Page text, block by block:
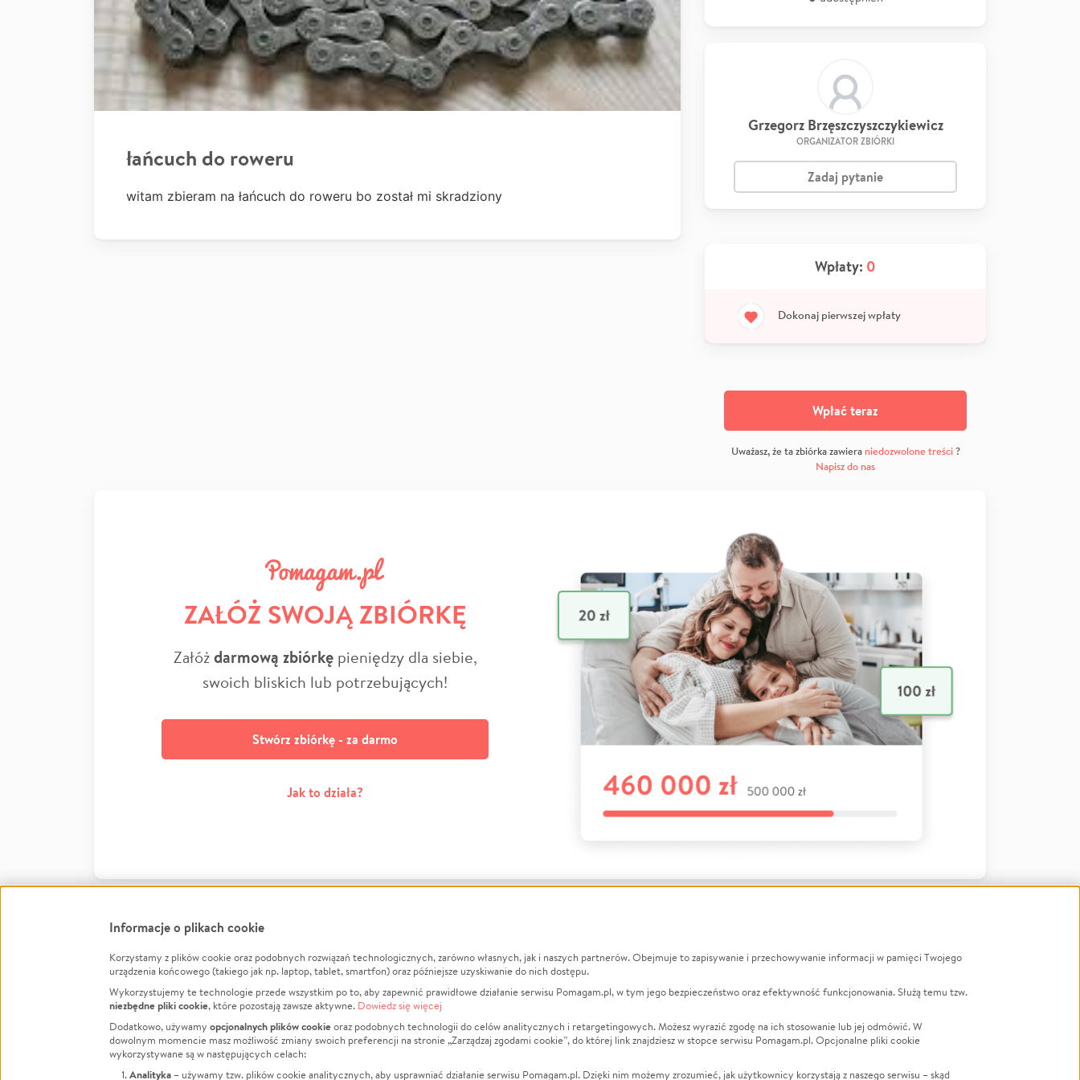
łańcuch do roweru
witam zbieram na łańcuch do roweru bo został mi skradziony
Grzegorz Brzęszczyszczykiewicz
ORGANIZATOR ZBIÓRKI
Zadaj pytanie
Wpłaty: 0
Dokonaj pierwszej wpłaty
Wpłać teraz
Uważasz, że ta zbiórka zawiera niedozwolone treści?
Napisz do nas
ZAŁÓŻ SWOJĄ ZBIÓRKĘ
Załóżdarmową zbiórkępieniędzy dla siebie,
swoich bliskich lub potrzebujących!
Stwórz zbiórkę - za darmo
Jak to działa?
FacebookTwitter Instagram
LinkedInTikTok Youtube
Informacje
Jak to działa?
Regulamin
Polityka Prywatności
O nas
Opinie
Raporty
Za darmo
Zbieraj na
Leczenie
Zwierzęta
Pożar
LGBTQ+
Powódź
Wichura
Informacje o plikach cookie
Korzystamy z plików cookie oraz podobnych rozwiązań technologicznych, zarówno własnych, jak i naszych partnerów. Obejmuje to zapisywanie i przechowywanie informacji w pamięci Twojego
urządzenia końcowego (takiego jak np. laptop, tablet, smartfon) oraz późniejsze uzyskiwanie do nich dostępu.
Wykorzystujemy te technologie przede wszystkim po to, aby zapewnić prawidłowe działanie serwisu Pomagam.pl, w tym jego bezpieczeństwo oraz efektywność funkcjonowania. Służą temu tzw.
niezbędne pliki cookie, które pozostają zawsze aktywne. Dowiedz się więcej
Dodatkowo, używamy opcjonalnych plików cookieoraz podobnych technologii do celów analitycznych i retargetingowych. Możesz wyrazić zgodę na ich stosowanie lub jej odmówić. W
dowolnym momencie masz możliwość zmiany swoich preferencji na stronie „Zarządzaj zgodami cookie”, do której link znajdziesz w stopce serwisu Pomagam.pl. Opcjonalne pliki cookie
wykorzystywane są w następujących celach:
Analityka – używamy tzw. plików cookie analitycznych, aby usprawniać działanie serwisu Pomagam.pl. Dzięki nim możemy zrozumieć, jak użytkownicy korzystają z naszego serwisu – skąd